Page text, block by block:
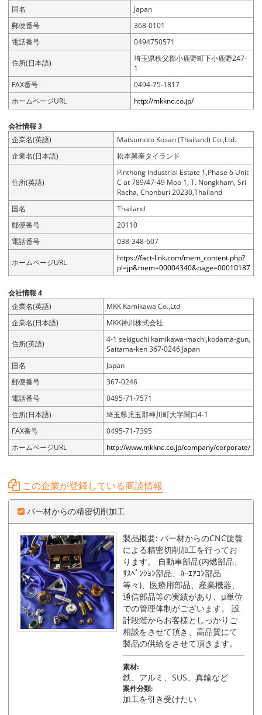
国名
Japan
郵便番号
368-0101
電話番号
0494750571
住所(日本語)
埼玉県秩父郡小鹿野町下小鹿野247-
1
FAX番号
0494-75-1817
ホームページURL
http://mkknc.co.jp/
会社情報 3
企業名(英語)
Matsumoto Kosan (Thailand) Co.,Ltd.
企業名(日本語)
松本興産タイランド
住所(英語)
Pinthong Industrial Estate 1,Phase 6 Unit
C at 789/47-49 Moo 1, T. Nongkham, Sri
Racha, Chonburi 20230,Thailand
国名
Thailand
郵便番号
20110
電話番号
038-348-607
ホームページURL
https://fact-link.com/mem_content.php?
pl=jp&mem=00004340&page=00010187
会社情報 4
企業名(英語)
MKK Kamikawa Co.,Ltd
企業名(日本語)
MKK神川株式会社
住所(英語)
4-1 sekiguchi kamikawa-machi,kodama-gun,
Saitama-ken 367-0246 Japan
国名
Japan
郵便番号
367-0246
電話番号
0495-71-7571
住所(日本語)
埼玉県児玉郡神川町大字関口4-1
FAX番号
0495-71-7395
ホームページURL
http://www.mkknc.co.jp/company/corporate/
この企業が登録している商談情報
バー材からの精密切削加工
製品概要: バー材からのCNC旋盤
による精密切削加工を行ってお
ります。 自動車部品(内燃部品、
ｻｽﾍﾟﾝｼｮﾝ部品、ｶｰｴｱｺﾝ部品
等々)、医療用部品、産業機器、
通信部品等の実績があり、μ単位
での管理体制がございます。 設
計段階からお客様としっかりご
相談をさせて頂き、高品質にて
製品の供給をさせて頂きます。
素材:
鉄、アルミ、SUS、真鍮など
案件分類:
加工を引き受けたい